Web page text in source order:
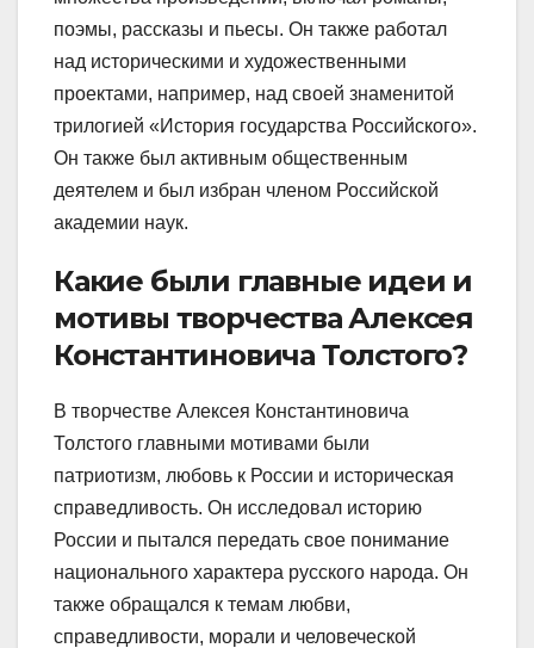
поэмы, рассказы и пьесы. Он также работал
над историческими и художественными
проектами, например, над своей знаменитой
трилогией «История государства Российского».
Он также был активным общественным
деятелем и был избран членом Российской
академии наук.
Какие были главные идеи и
мотивы творчества Алексея
Константиновича Толстого?
В творчестве Алексея Константиновича
Толстого главными мотивами были
патриотизм, любовь к России и историческая
справедливость. Он исследовал историю
России и пытался передать свое понимание
национального характера русского народа. Он
также обращался к темам любви,
справедливости, морали и человеческой